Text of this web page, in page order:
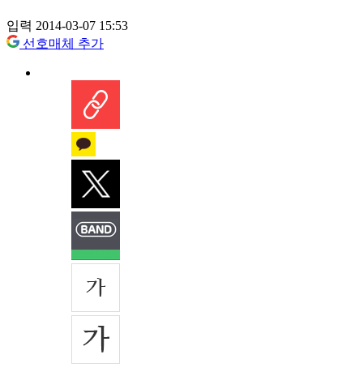
입력 2014-03-07 15:53
선호매체 추가